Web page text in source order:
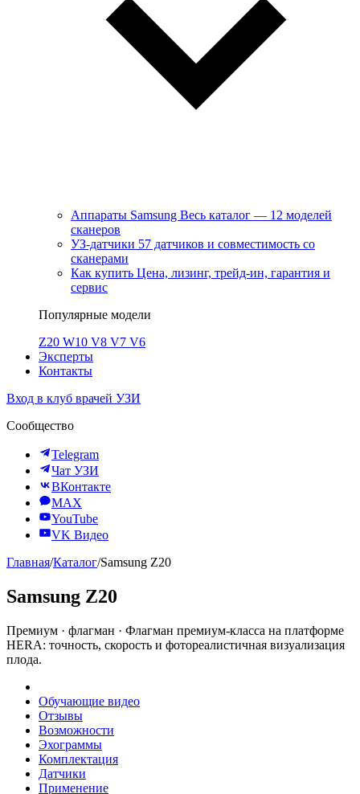
Аппараты Samsung Весь каталог — 12 моделей
сканеров
УЗ-датчики 57 датчиков и совместимость со
сканерами
Как купить Цена, лизинг, трейд-ин, гарантия и
сервис
Популярные модели
Z20 W10 V8 V7 V6
Эксперты
Контакты
Вход в клуб врачей УЗИ
Сообщество
Telegram
Чат УЗИ
ВКонтакте
MAX
YouTube
VK Видео
Главная/Каталог/Samsung Z20
Samsung Z20
Премиум · флагман · Флагман премиум-класса на платформе
HERA: точность, скорость и фотореалистичная визуализация
плода.
Обучающие видео
Отзывы
Возможности
Эхограммы
Комплектация
Датчики
Применение